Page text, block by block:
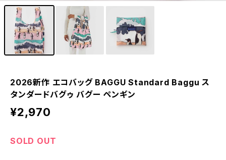
2026新作 エコバッグ BAGGU Standard Baggu ス
タンダードバグゥ バグー ペンギン
¥2,970
SOLD OUT